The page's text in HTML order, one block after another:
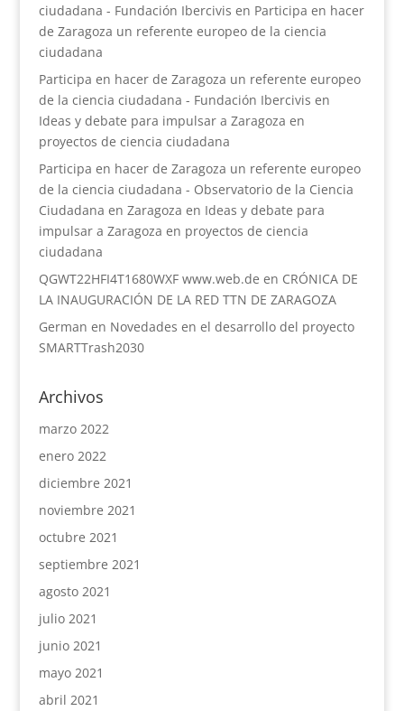
ciudadana - Fundación Ibercivis en Participa en hacer
de Zaragoza un referente europeo de la ciencia
ciudadana
Participa en hacer de Zaragoza un referente europeo
de la ciencia ciudadana - Fundación Ibercivis en
Ideas y debate para impulsar a Zaragoza en
proyectos de ciencia ciudadana
Participa en hacer de Zaragoza un referente europeo
de la ciencia ciudadana - Observatorio de la Ciencia
Ciudadana en Zaragoza en Ideas y debate para
impulsar a Zaragoza en proyectos de ciencia
ciudadana
QGWT22HFI4T1680WXF www.web.de en CRÓNICA DE
LA INAUGURACIÓN DE LA RED TTN DE ZARAGOZA
German en Novedades en el desarrollo del proyecto
SMARTTrash2030
Archivos
marzo 2022
enero 2022
diciembre 2021
noviembre 2021
octubre 2021
septiembre 2021
agosto 2021
julio 2021
junio 2021
mayo 2021
abril 2021